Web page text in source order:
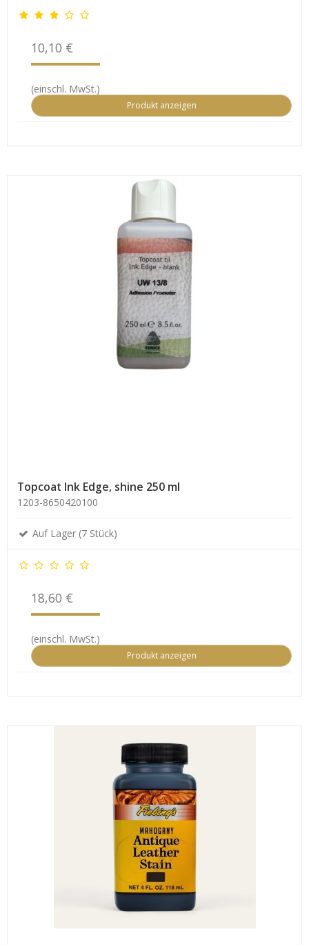
10,10 €
(einschl. MwSt.)
Produkt anzeigen
Topcoat Ink Edge, shine 250 ml
1203-8650420100
Auf Lager (7 Stück)
18,60 €
(einschl. MwSt.)
Produkt anzeigen